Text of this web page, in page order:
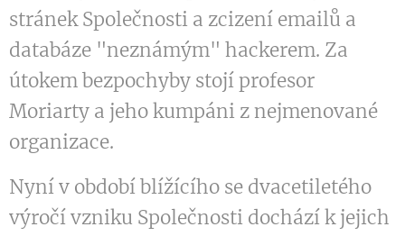
stránek Společnosti a zcizení emailů a
databáze "neznámým" hackerem. Za
útokem bezpochyby stojí profesor
Moriarty a jeho kumpáni z nejmenované
organizace.
Nyní v období blížícího se dvacetiletého
výročí vzniku Společnosti dochází k jejich